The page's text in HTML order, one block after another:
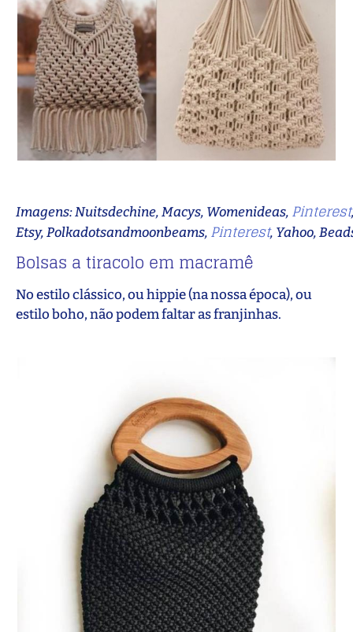
Imagens: Nuitsdechine, Macys, Womenideas, Pinterest
Etsy, Polkadotsandmoonbeams, Pinterest, Yahoo,
Bolsas a tiracolo em macramê
No estilo clássico, ou hippie (na nossa época), ou
estilo boho, não podem faltar as franjinhas.